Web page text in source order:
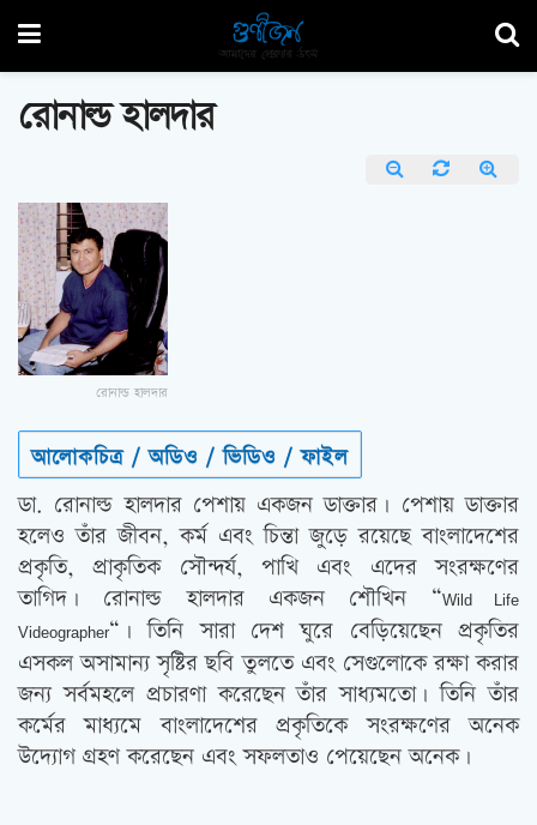
রোনাল্ড হালদার
রোনাল্ড হালদার
আলোকচিত্র / অডিও / ভিডিও / ফাইল
ডা. রোনাল্ড হালদার পেশায় একজন ডাক্তার। পেশায় ডাক্তার
হলেও তাঁর জীবন, কর্ম এবং চিন্তা জুড়ে রয়েছে বাংলাদেশের
প্রকৃতি, প্রাকৃতিক সৌন্দর্য, পাখি এবং এদের সংরক্ষণের
তাগিদ। রোনাল্ড হালদার একজন শৌখিন “Wild Life
Videographer“। তিনি সারা দেশ ঘুরে বেড়িয়েছেন প্রকৃতির
এসকল অসামান্য সৃষ্টির ছবি তুলতে এবং সেগুলোকে রক্ষা করার
জন্য সর্বমহলে প্রচারণা করেছেন তাঁর সাধ্যমতো। তিনি তাঁর
কর্মের মাধ্যমে বাংলাদেশের প্রকৃতিকে সংরক্ষণের অনেক
উদ্যোগ গ্রহণ করেছেন এবং সফলতাও পেয়েছেন অনেক।